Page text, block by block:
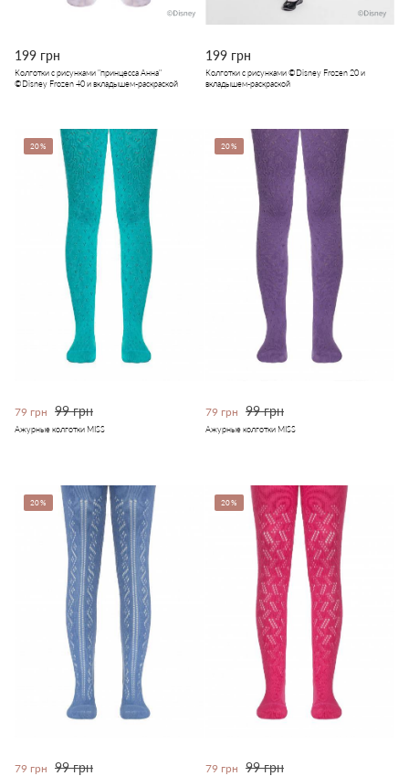
199 грн
Колготки с рисунками "принцесса Анна"
©Disney Frozen 40 и вкладышем-раскраской
199 грн
Колготки с рисунками ©Disney Frozen 20 и
вкладышем-раскраской
20%
79 грн 99 грн
Ажурные колготки MISS
20%
79 грн 99 грн
Ажурные колготки MISS
20%
79 грн 99 грн
20%
79 грн 99 грн